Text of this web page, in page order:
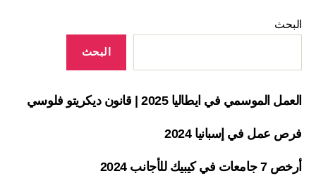
البحث
البحث
العمل الموسمي في ايطاليا 2025 | قانون ديكريتو فلوسي
فرص عمل في إسبانيا 2024
أرخص 7 جامعات في كيبيك للأجانب 2024